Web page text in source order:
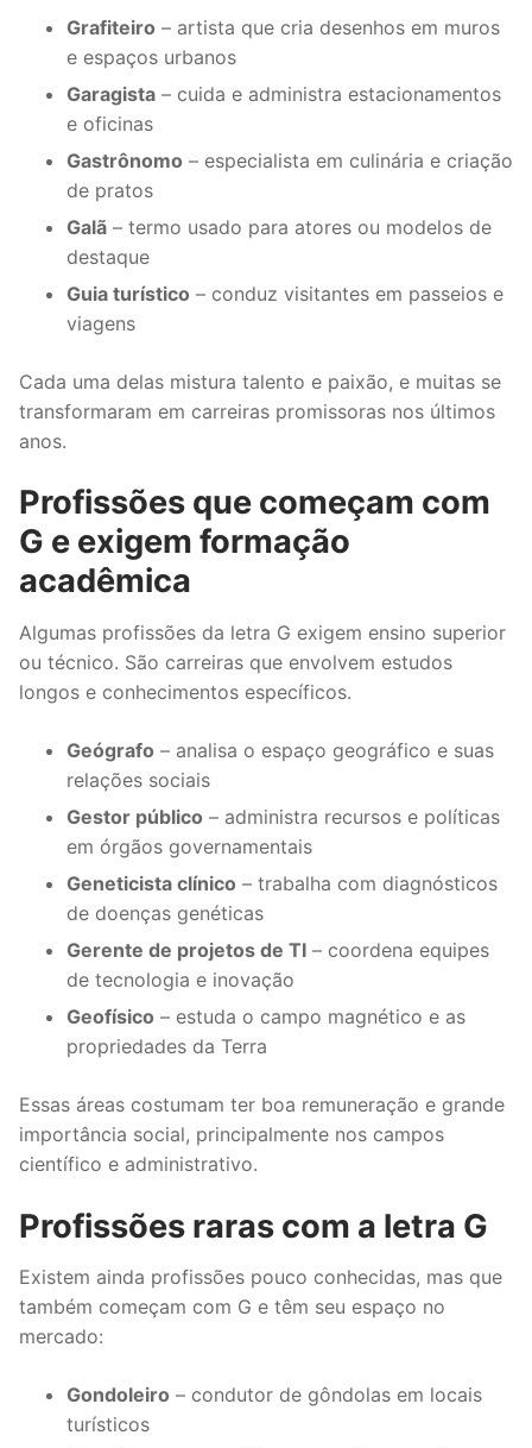
Grafiteiro – artista que cria desenhos em muros
e espaços urbanos
Garagista – cuida e administra estacionamentos
e oficinas
Gastrônomo – especialista em culinária e criação
de pratos
Galã – termo usado para atores ou modelos de
destaque
Guia turístico – conduz visitantes em passeios e
viagens
Cada uma delas mistura talento e paixão, e muitas se
transformaram em carreiras promissoras nos últimos
anos.
Profissões que começam com
G e exigem formação
acadêmica
Algumas profissões da letra G exigem ensino superior
ou técnico. São carreiras que envolvem estudos
longos e conhecimentos específicos.
Geógrafo – analisa o espaço geográfico e suas
relações sociais
Gestor público – administra recursos e políticas
em órgãos governamentais
Geneticista clínico – trabalha com diagnósticos
de doenças genéticas
Gerente de projetos de TI – coordena equipes
de tecnologia e inovação
Geofísico – estuda o campo magnético e as
propriedades da Terra
Essas áreas costumam ter boa remuneração e grande
importância social, principalmente nos campos
científico e administrativo.
Profissões raras com a letra G
Existem ainda profissões pouco conhecidas, mas que
também começam com G e têm seu espaço no
mercado:
Gondoleiro – condutor de gôndolas em locais
turísticos